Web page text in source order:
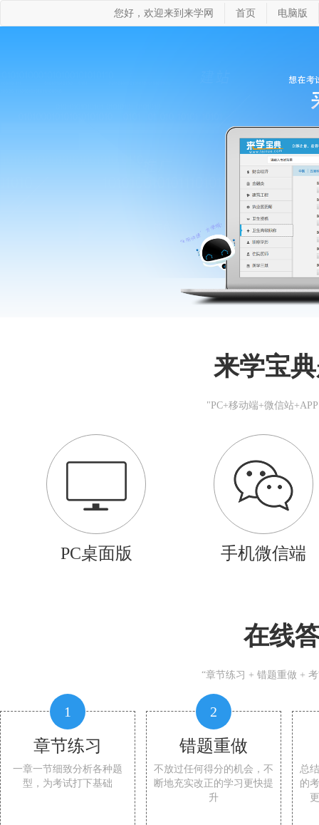
您好，欢迎来到来学网 首页 电脑版
来学宝
"PC+移动端+微信站
PC桌面版 手机微信端
在线
“章节练习 + 错题重做 +
1
章节练习
一章一节细致分析各种题
型，为考试打下基础
2
错题重做
不放过任何得分的机会，不
断地充实改正的学习更快提
升
总
的